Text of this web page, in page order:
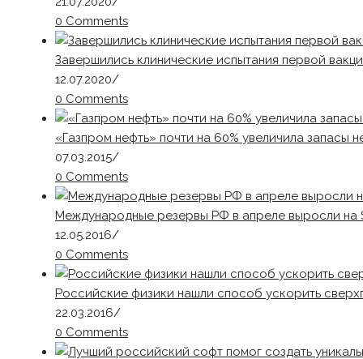
0 Comments
Завершились клинические испытания первой
12.07.2020/
0 Comments
«Газпром нефть» почти на 60% увеличила
07.03.2015/
0 Comments
Международные резервы РФ в апреле выросли на
12.05.2016/
0 Comments
Российские физики нашли способ ускорить
22.03.2016/
0 Comments